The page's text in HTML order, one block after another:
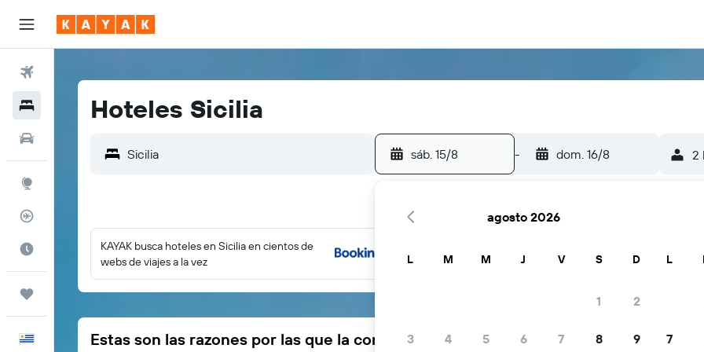
HotelesHoteles Sicilia
sáb. 15/8 - dom. 16/8 2
KAYAK busca hoteles en Sicilia en cientos de
webs de viajes a la vez
Estas son las razones por las que la comunidad viajera elige KAYAK
agosto 2026
L M M J V S D
1 2
3 4 5 6 7 8 9
L
7